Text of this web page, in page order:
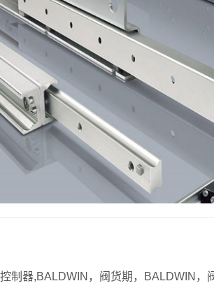
制器,BALDWIN，阀货期，BALDWIN，